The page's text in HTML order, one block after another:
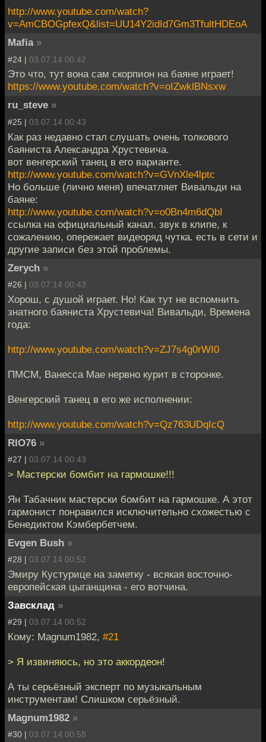
http://www.youtube.com/watch?
v=AmCBOGpfexQ&list=UU14Y2idId7Gm3TfultHDEoA
Mafia »
#24 | 03.07.14 00:42
Это что, тут вона сам скорпион на баяне играет!
https://www.youtube.com/watch?v=oIZwklBNsxw
ru_steve »
#25 | 03.07.14 00:43
Как раз недавно стал слушать очень толкового
баяниста Александра Хрустевича.
вот венгерский танец в его варианте.
http://www.youtube.com/watch?v=GVnXle4lptc
Но больше (лично меня) впечатляет Вивальди на
баяне:
http://www.youtube.com/watch?v=o0Bn4m6dQbI
ссылка на официальный канал. звук в клипе, к
сожалению, опережает видеоряд чутка. есть в сети и
другие записи без этой проблемы.
Zerych »
#26 | 03.07.14 00:43
Хорош, с душой играет. Но! Как тут не вспомнить
знатного баяниста Хрустевича! Вивальди, Времена
года:
http://www.youtube.com/watch?v=ZJ7s4g0rWI0
ПМСМ, Ванесса Мае нервно курит в сторонке.
Венгерский танец в его же исполнении:
http://www.youtube.com/watch?v=Qz763UDqIcQ
RIO76 »
#27 | 03.07.14 00:43
> Мастерски бомбит на гармошке!!!
Ян Табачник мастерски бомбит на гармошке. А этот
гармонист понравился исключительно схожестью с
Бенедиктом Кэмбербетчем.
Evgen Bush »
#28 | 03.07.14 00:52
Эмиру Кустурице на заметку - всякая восточно-
европейская цыганщина - его вотчина.
Завсклад »
#29 | 03.07.14 00:52
Кому: Magnum1982, #21
> Я извиняюсь, но это аккордеон!
А ты серьёзный эксперт по музыкальным
инструментам! Слишком серьёзный.
Magnum1982 »
#30 | 03.07.14 00:58